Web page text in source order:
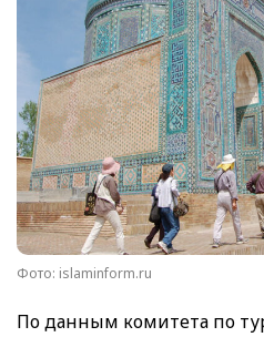
Фото: islaminform.ru
По данным комитета по